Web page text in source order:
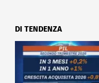
DI TENDENZA